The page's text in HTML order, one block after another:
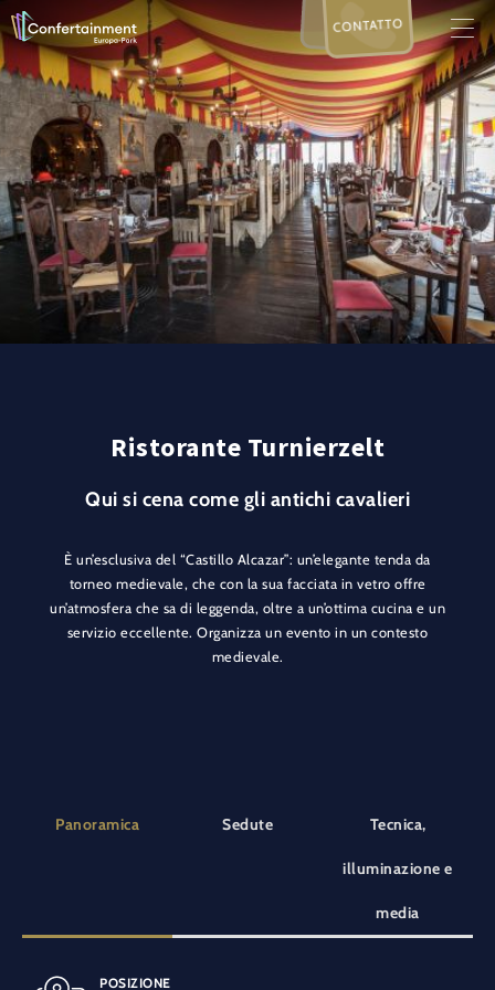
CONTATTO
Ristorante Turnierzelt
Qui si cena come gli antichi cavalieri
È un’esclusiva del “Castillo Alcazar”: un’elegante tenda da
torneo medievale, che con la sua facciata in vetro offre
un’atmosfera che sa di leggenda, oltre a un’ottima cucina e un
servizio eccellente. Organizza un evento in un contesto
medievale.
Panoramica Sedute Tecnica,
illuminazione e
media
POSIZIONE
A BANCHETTO
DOTAZIONI SPECIALI